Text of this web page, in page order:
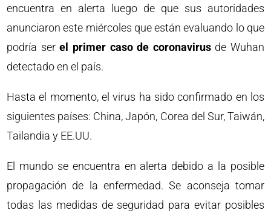
encuentra en alerta luego de que sus autoridades
anunciaron este miércoles que están evaluando lo que
podría serel primer caso de coronavirusde Wuhan
detectado en el país.
Hasta el momento, el virus ha sido confirmado en los
siguientes países: China, Japón, Corea del Sur, Taiwán,
Tailandia y EE.UU.
El mundo se encuentra en alerta debido a la posible
propagación de la enfermedad. Se aconseja tomar
todas las medidas de seguridad para evitar posibles